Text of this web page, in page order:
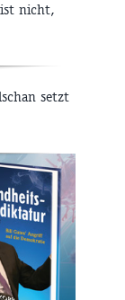
nicht,
setzt